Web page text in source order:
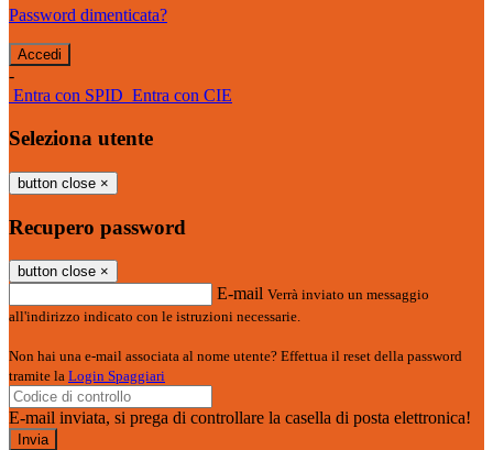
Password dimenticata?
-
Entra con SPID Entra con CIE
Seleziona utente
button close ×
Recupero password
button close ×
E-mail Verrà inviato un messaggio
all'indirizzo indicato con le istruzioni necessarie.
Non hai una e-mail associata al nome utente? Effettua il reset della password
tramite la Login Spaggiari
E-mail inviata, si prega di controllare la casella di posta elettronica!